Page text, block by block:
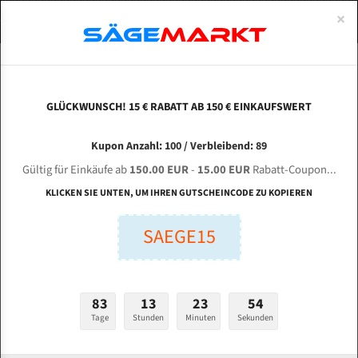
Pehaka Pehakamat 260 ZP Bi-Metal M42 HSS
Bandsägeblatt
Länge (mm):
Stärken + Zahnteilung:
mm
ABOUTS
ENGLISH
Bi-Metall Meterware
Fleischerei Bandsägeblätter
Bandmesser Glatt Meterware
Konvex Meterware
×
GLÜCKWUNSCH! 15 € RABATT AB 150 € EINKAUFSWERT
Kupon Anzahl: 100 / Verbleibend: 89
Gültig für Einkäufe ab150.00 EUR- 15.00 EURRabatt-Coupon...
KLICKEN SIE UNTEN, UM IHREN GUTSCHEINCODE ZU KOPIEREN
SAEGE15
83
Tage
13
Stunden
23
Minuten
53
Sekunden